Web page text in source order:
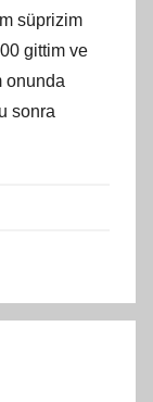
süprizim
gittim ve
onunda
sonra